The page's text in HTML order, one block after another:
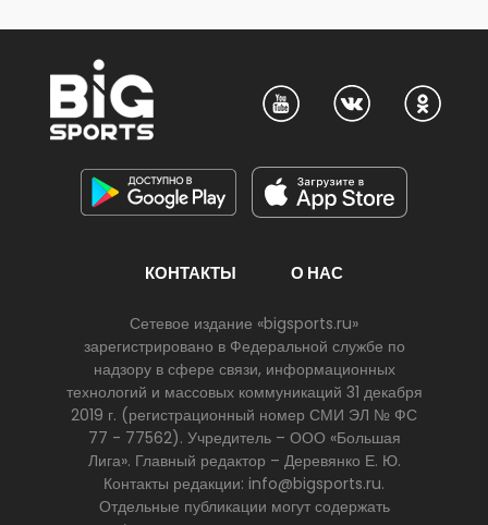
КОНТАКТЫ О НАС
Сетевое издание «bigsports.ru»
зарегистрировано в Федеральной службе по
надзору в сфере связи, информационных
технологий и массовых коммуникаций 31 декабря
2019 г. (регистрационный номер СМИ ЭЛ № ФС
77 - 77562). Учредитель – ООО «Большая
Лига». Главный редактор – Деревянко Е. Ю.
Контакты редакции: info@bigsports.ru.
Отдельные публикации могут содержать